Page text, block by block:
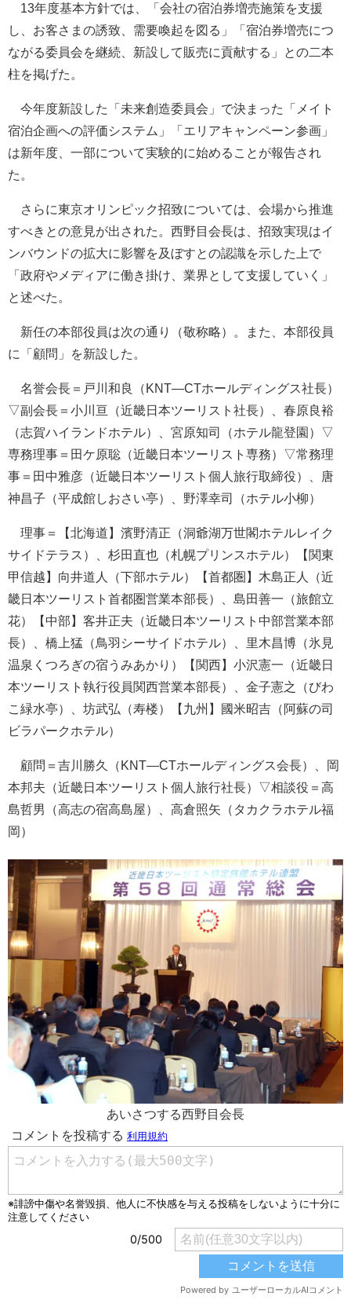
13年度基本方針では、「会社の宿泊券増売施策を支援
し、お客さまの誘致、需要喚起を図る」「宿泊券増売につ
ながる委員会を継続、新設して販売に貢献する」との二本
柱を掲げた。
今年度新設した「未来創造委員会」で決まった「メイト
宿泊企画への評価システム」「エリアキャンペーン参画」
は新年度、一部について実験的に始めることが報告され
た。
さらに東京オリンピック招致については、会場から推進
すべきとの意見が出された。西野目会長は、招致実現はイ
ンバウンドの拡大に影響を及ぼすとの認識を示した上で
「政府やメディアに働き掛け、業界として支援していく」
と述べた。
新任の本部役員は次の通り（敬称略）。また、本部役員
に「顧問」を新設した。
名誉会長＝戸川和良（KNT—CTホールディングス社長）
▽副会長＝小川亘（近畿日本ツーリスト社長）、春原良裕
（志賀ハイランドホテル）、宮原知司（ホテル龍登園）▽
専務理事＝田ケ原聡（近畿日本ツーリスト専務）▽常務理
事＝田中雅彦（近畿日本ツーリスト個人旅行取締役）、唐
神昌子（平成館しおさい亭）、野澤幸司（ホテル小柳）
理事＝【北海道】濱野清正（洞爺湖万世閣ホテルレイク
サイドテラス）、杉田直也（札幌プリンスホテル）【関東
甲信越】向井道人（下部ホテル）【首都圏】木島正人（近
畿日本ツーリスト首都圏営業本部長）、島田善一（旅館立
花）【中部】客井正夫（近畿日本ツーリスト中部営業本部
長）、橋上猛（鳥羽シーサイドホテル）、里木昌博（氷見
温泉くつろぎの宿うみあかり）【関西】小沢憲一（近畿日
本ツーリスト執行役員関西営業本部長）、金子憲之（びわ
こ緑水亭）、坊武弘（寿楼）【九州】國米昭吉（阿蘇の司
ビラパークホテル）
顧問＝吉川勝久（KNT—CTホールディングス会長）、岡
本邦夫（近畿日本ツーリスト個人旅行社長）▽相談役＝高
島哲男（高志の宿高島屋）、高倉照矢（タカクラホテル福
岡）
あいさつする西野目会長